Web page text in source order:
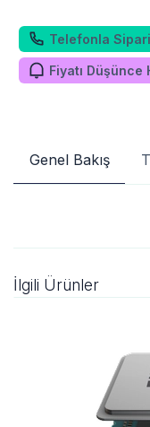
Telefonla
Fiyatı Düşünce
Genel Bakış
İlgili Ürünler